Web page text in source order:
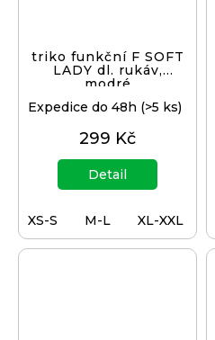
triko funkční F SOFT
LADY dl. rukáv,
modré
Expedice do 48h (>5 ks)
299 Kč
Detail
XS-S M-L XL-XXL